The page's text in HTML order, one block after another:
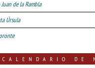
Juan de la Rambla
Úrsula
CALENDARIO DE